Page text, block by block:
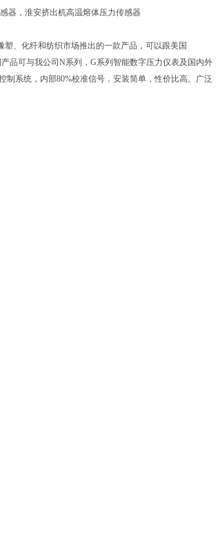
器，淮安挤出机高温熔体压力传感器
、化纤和纺织市场推出的一款产品，可以跟美国
品可与我公司N系列，G系列智能数字压力仪表及国内外
系统，内部80%校准信号，安装简单，性价比高。广泛